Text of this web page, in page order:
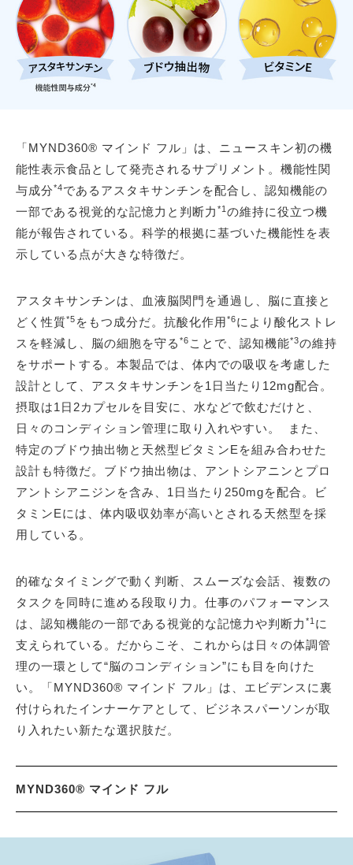
「MYND360® マインド フル」は、ニュースキン初の機
能性表示食品として発売されるサプリメント。機能性関
与成分*4であるアスタキサンチンを配合し、認知機能の
一部である視覚的な記憶力と判断力 *1 の維持に役立つ機
能が報告されている。科学的根拠に基づいた機能性を表
示している点が大きな特徴だ。
アスタキサンチンは、血液脳関門を通過し、脳に直接と
どく性質*5 をもつ成分だ。抗酸化作用 *6により酸化ストレ
スを軽減し、脳の細胞を守る *6 ことで、認知機能*3の維持
をサポートする。本製品では、体内での吸収を考慮した
設計として、アスタキサンチンを1日当たり12mg配合。
摂取は1日2カプセルを目安に、水などで飲むだけと、
日々のコンディション管理に取り入れやすい。 また、
特定のブドウ抽出物と天然型ビタミンEを組み合わせた
設計も特徴だ。ブドウ抽出物は、アントシアニンとプロ
アントシアニジンを含み、1日当たり250mgを配合。ビ
タミンEには、体内吸収効率が高いとされる天然型を採
用している。
的確なタイミングで動く判断、スムーズな会話、複数の
タスクを同時に進める段取り力。仕事のパフォーマンス
は、認知機能の一部である視覚的な記憶力や判断力 *1 に
支えられている。だからこそ、これからは日々の体調管
理の一環として“脳のコンディション”にも目を向けた
い。「MYND360® マインド フル」は、エビデンスに裏
付けられたインナーケアとして、ビジネスパーソンが取
り入れたい新たな選択肢だ。
MYND360® マインド フル